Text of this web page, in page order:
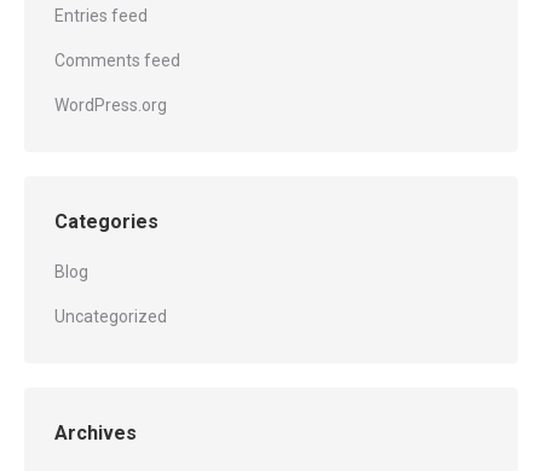
Entries feed
Comments feed
WordPress.org
Categories
Blog
Uncategorized
Archives